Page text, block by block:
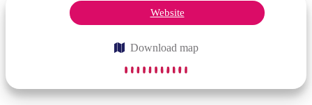
Website
Download map